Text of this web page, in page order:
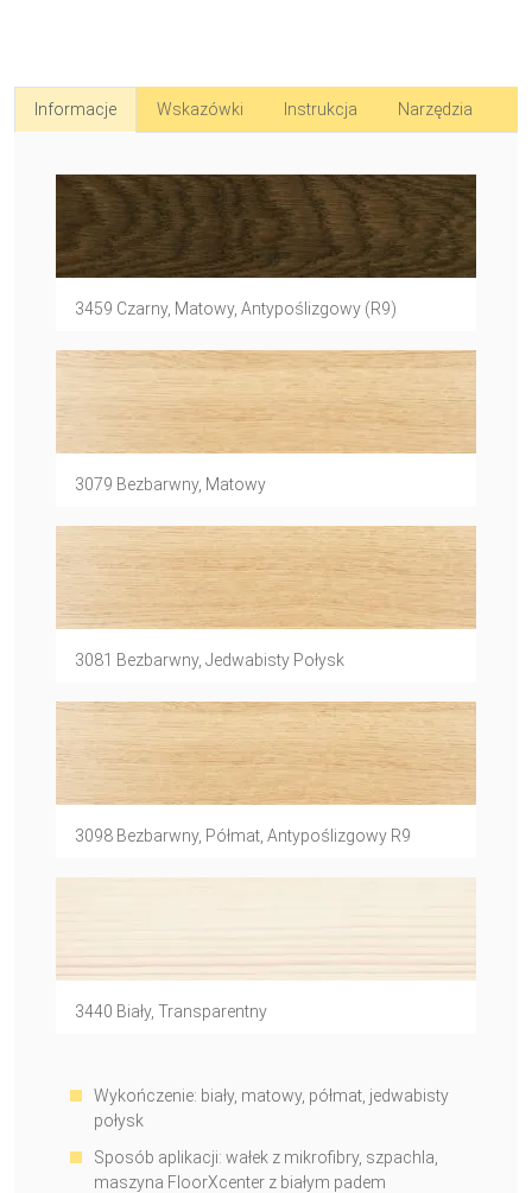
Informacje Wskazówki Instrukcja Narzędzia
3459 Czarny, Matowy, Antypoślizgowy (R9)
3079 Bezbarwny, Matowy
3081 Bezbarwny, Jedwabisty Połysk
3098 Bezbarwny, Półmat, Antypoślizgowy R9
3440 Biały, Transparentny
Wykończenie: biały, matowy, półmat, jedwabisty
połysk
Sposób aplikacji: wałek z mikrofibry, szpachla,
maszyna FloorXcenter z białym padem